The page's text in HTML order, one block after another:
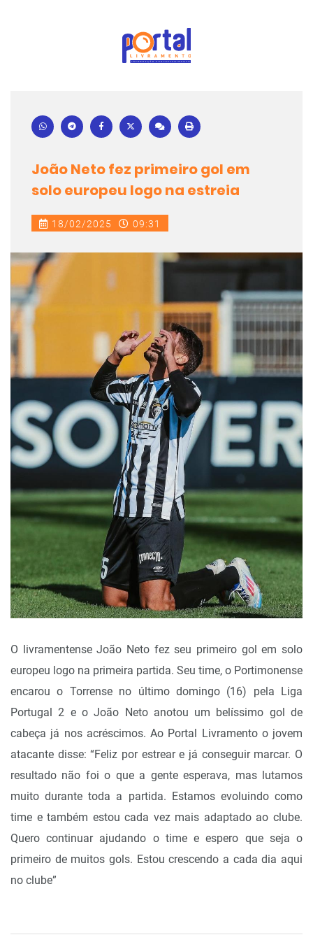
João Neto fez primeiro gol em
solo europeu logo na estreia
18/02/2025 09:31
O livramentense João Neto fez seu primeiro gol em solo
europeu logo na primeira partida. Seu time, o Portimonense
encarou o Torrense no último domingo (16) pela Liga
Portugal 2 e o João Neto anotou um belíssimo gol de
cabeça já nos acréscimos. Ao Portal Livramento o jovem
atacante disse: “Feliz por estrear e já conseguir marcar. O
resultado não foi o que a gente esperava, mas lutamos
muito durante toda a partida. Estamos evoluindo como
time e também estou cada vez mais adaptado ao clube.
Quero continuar ajudando o time e espero que seja o
primeiro de muitos gols. Estou crescendo a cada dia aqui
no clube”